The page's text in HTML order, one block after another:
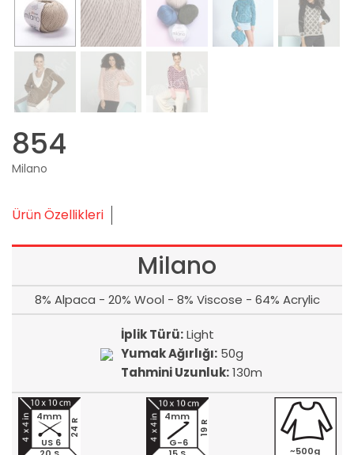
854
Milano
Ürün Özellikleri
Milano
8% Alpaca - 20% Wool - 8% Viscose - 64% Acrylic
İplik Türü:Light
Yumak Ağırlığı:50g
Tahmini Uzunluk:130m
24 R
4mm
US 6
19 R
4mm
G-6
~500g